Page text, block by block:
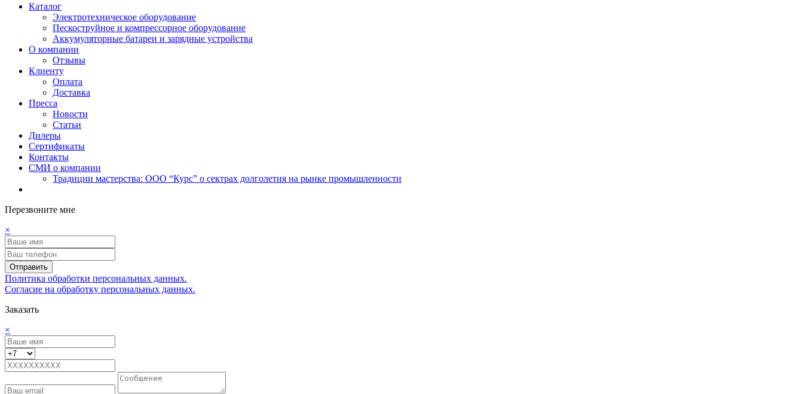
Каталог
Электротехническое оборудование
Пескоструйное и компрессорное оборудование
Аккумуляторные батареи и зарядные устройства
О компании
Отзывы
Клиенту
Оплата
Доставка
Пресса
Новости
Статьи
Дилеры
Сертификаты
Контакты
СМИ о компании
Традиции мастерства: ООО “Курс” о сектрах долголетия на рынке промышленности
Перезвоните мне
×
Отправить
Политика обработки персональных данных.
Согласие на обработку персональных данных.
Заказать
×